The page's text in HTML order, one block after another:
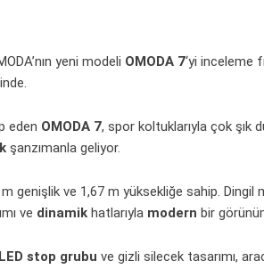
yeni modeli OMODA 7‘yi inceleme
eden OMODA 7, spor koltuklarıyla çok şık
şanzımanla geliyor.
genişlik ve 1,67 m yüksekliğe sahip.
ve dinamik hatlarıyla modern bir
LED stop grubu ve gizli silecek tasarımı,